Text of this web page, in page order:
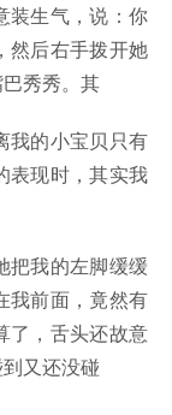
装生气，说：你
然后右手拨开她
秀秀。其
我的小宝贝只有
表现时，其实我
把我的左脚缓缓
我前面，竟然有
了，舌头还故意
又还没碰